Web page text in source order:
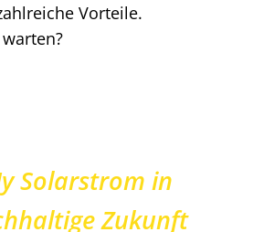
Vorteile.
Solarstrom in
Zukunft